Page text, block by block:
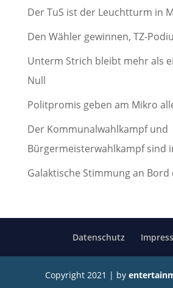
Der TuS ist der Leuchtturm in
Den Wähler gewinnen, TZ-
Unterm Strich bleibt mehr als
Null
Politpromis geben am Mikro
Der Kommunalwahlkampf und
Bürgermeisterwahlkampf sind
Galaktische Stimmung an
Datenschutz
Copyright 2021 | by